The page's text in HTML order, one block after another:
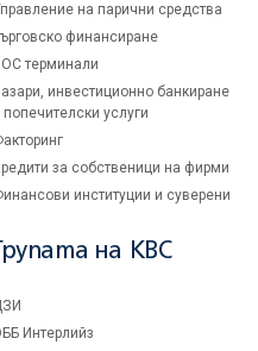
на парични средства
финансиране
терминали
инвестиционно банкиране
попечителски услуги
за собственици на фирми
институции и суверени
Групата на KBC
Интерлийз